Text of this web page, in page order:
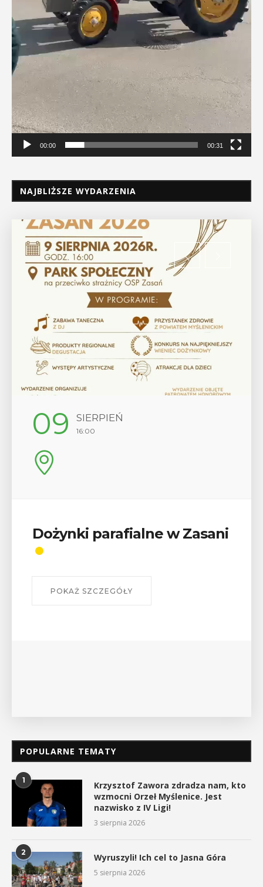
00:00 00:31
NAJBLIŻSZE WYDARZENIA
12 SIERPIEŃ
17:00
Wykład „Jak zdobyć
odznaki na myślenickich
W środę 12 sierpnia o godz. 17 w Miejskiej
POPULARNE TEMATY
1
Krzysztof Zawora zdradza nam, kto
wzmocni Orzeł Myślenice. Jest
nazwisko z IV Ligi!
3 sierpnia 2026
2 Wyruszyli! Ich cel to Jasna Góra
5 sierpnia 2026